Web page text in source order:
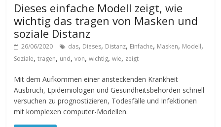
Dieses einfache Modell zeigt, wie
wichtig das tragen von Masken und
soziale Distanz
26/06/2020 das, Dieses, Distanz, Einfache, Masken, Modell,
Soziale,tragen, und,von,wichtig,wie, zeigt
Mit dem Aufkommen einer ansteckenden Krankheit
Ausbruch, Epidemiologen und Gesundheitsbehörden schnell
versuchen zu prognostizieren, Todesfälle und Infektionen
mit komplexen computer-Modellen.